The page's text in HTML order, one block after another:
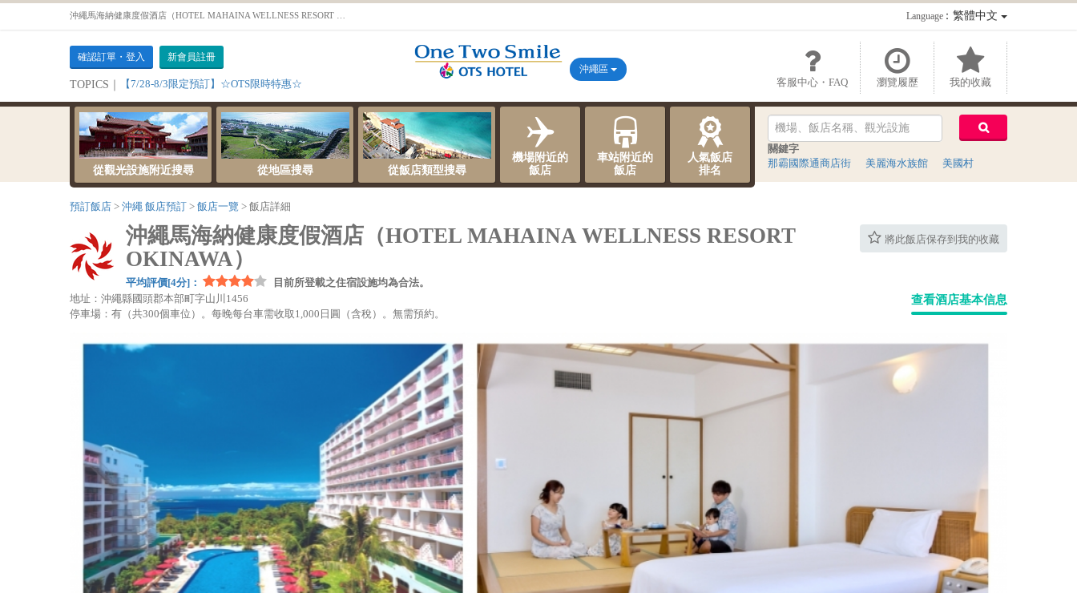
Language：繁體中文
確認訂單・登入 新會員註冊
TOPICS｜ 【7/28-8/3限定預訂】☆OTS限時特惠☆ 客服中心・FAQ 瀏覽履歷 我的收藏
沖繩區
從觀光設施附近搜尋 從地區搜尋 從飯店類型搜尋
機場附近的
飯店
車站附近的
飯店
人氣飯店
排名
關鍵字
那霸國際通商店街
美麗海水族館 美國村
預訂飯店 沖繩 飯店預訂 飯店一覽 飯店詳細
將此飯店保存到我的收藏
沖繩馬海納健康度假酒店（HOTEL MAHAINA WELLNESS RESORT
OKINAWA）
平均評價[4分]：
目前所登載之住宿設施均為合法。
地址：沖繩縣國頭郡本部町字山川1456
停車場：有（共300個車位）。每晚每台車需收取1,000日圓（含稅）。無需預約。
查看酒店基本信息